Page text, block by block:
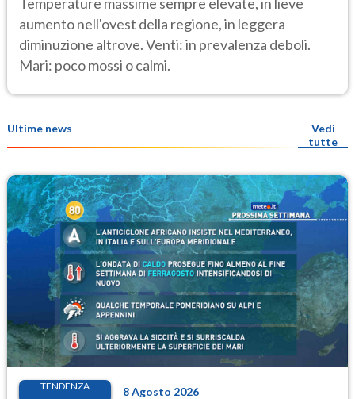
aumento nell'ovest della regione, in leggera
diminuzione altrove. Venti: in prevalenza deboli.
Mari: poco mossi o calmi.
Ultime news
Vedi
tutte
TENDENZA 8 Agosto 2026